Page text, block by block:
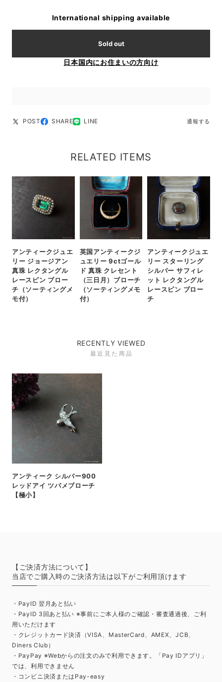
International shipping available
Sold out
日本国内にお住まいの方向け
POST SHARE LINE 通報する
RELATED ITEMS
アンティークジュエ
リー ジョージアン
真珠 レクタングル
レースピン ブロー
チ（ソーティングメ
モ付）
英国アンティークジ
ュエリー 9ctゴール
ド 真珠 クレセント
（三日月）ブローチ
（ソーティングメモ
付）
アンティークジュエ
リー スターリング
シルバー サフィレ
ット レクタングル
レースピン ブロー
チ
RECENTLY VIEWED
最近見た商品
アンティーク シルバー900
レッドアイ ツバメブローチ
【極小】
【ご決済方法について】
当店でご購入時のご決済方法は以下がご利用頂けます
・PayID 翌月あと払い
・PayID 3回あと払い ※事前にご本人様のご確認・審査通過後、ご利
用いただけます
・クレジットカード決済（VISA、MasterCard、AMEX、JCB、
Diners Club）
・PayPay ※Webからの注文のみで利用できます。「Pay IDアプリ」
では、利用できません
・コンビニ決済またはPay-easy